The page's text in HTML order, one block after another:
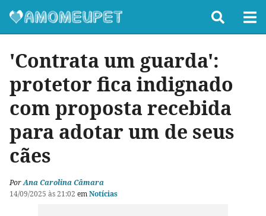
'Contrata um guarda':
protetor fica indignado
com proposta recebida
para adotar um de seus
cães
PorAna Carolina Câmara
14/09/2025 às 21:02 emNotícias